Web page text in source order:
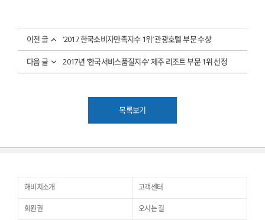
이전 글 ‘2017 한국소비자만족지수 1위’ 관광호텔 부문 수상
다음 글 2017년 '한국서비스품질지수' 제주 리조트 부문 1위 선정
목록보기
해비치소개 고객센터
회원권 오시는 길